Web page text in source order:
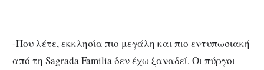
-Που λέτε, εκκλησία πιο μεγάλη και πιο εντυπωσιακή
από τη Sagrada Familia δεν έχω ξαναδεί. Οι πύργοι